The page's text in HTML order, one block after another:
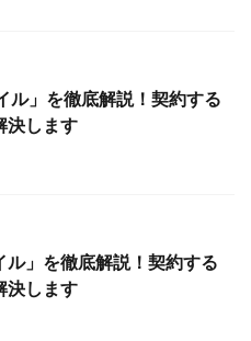
ル」を徹底解説！契約する
決します
ル」を徹底解説！契約する
決します